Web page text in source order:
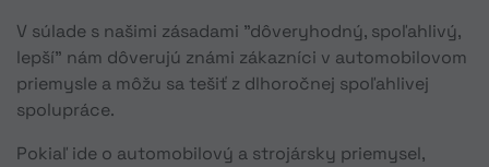
V súlade s našimi zásadami "dôveryhodný, spoľahlivý,
lepší" nám dôverujú známi zákazníci v automobilovom
priemysle a môžu sa tešiť z dlhoročnej spoľahlivej
spolupráce.
Pokiaľ ide o automobilový a strojársky priemysel,